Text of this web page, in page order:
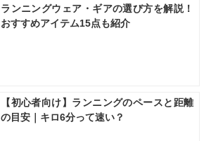
ランニングウェア・ギアの選び方を解説！
おすすめアイテム15点も紹介
【初心者向け】ランニングのペースと距離
の目安｜キロ6分って速い？